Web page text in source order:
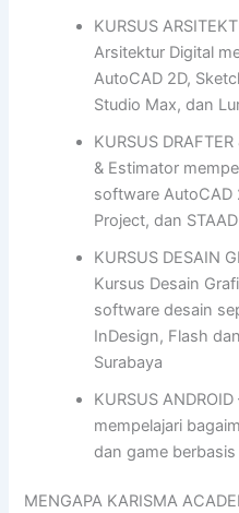
KURSUS
Arsitektur Digital
AutoCAD 2D,
Studio Max, dan
KURSUS
& Estimator
software AutoCAD
Project, dan
KURSUS DESAIN
Kursus Desain
software desain
InDesign, Flash
Surabaya
KURSUS
mempelajari
dan game
MENGAPA KARISMA